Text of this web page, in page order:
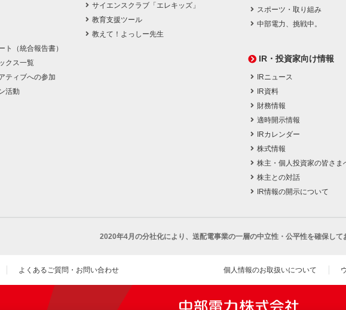
ト（統合報告書）
クス一覧
ティブへの参加
活動
サイエンスクラブ「エレキッズ」
教育支援ツール
教えて！よっしー先生
スポーツ・取り組み
中部電力、挑戦中。
IR・投資家向け情報
IRニュース
IR資料
財務情報
適時開示情報
IRカレンダー
株式情報
株主・個人投資家の皆さま
株主との対話
IR情報の開示について
2020年4月の分社化により、 送配電事業の一層の中立性・公平性を確保して
よくあるご質問・お問い合わせ 個人情報のお取扱いについて